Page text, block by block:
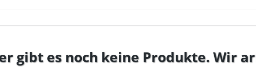
gibt es noch keine Produkte. Wir